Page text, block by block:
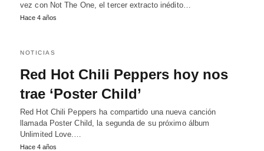
vez con Not The One, el tercer extracto inédito…
Hace 4 años
NOTICIAS
Red Hot Chili Peppers hoy nos
trae ‘Poster Child’
Red Hot Chili Peppers ha compartido una nueva canción
llamada Poster Child, la segunda de su próximo álbum
Unlimited Love.…
Hace 4 años